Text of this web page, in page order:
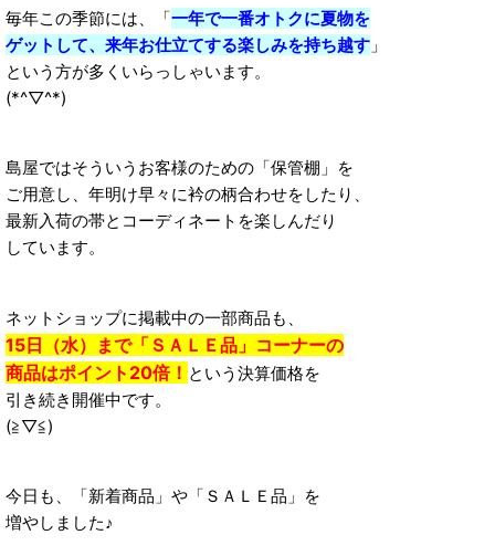
毎年この季節には、「一年で一番オトクに夏物を
ゲットして、来年お仕立てする楽しみを持ち越す 」
という方が多くいらっしゃいます。
(*^▽^*)
島屋ではそういうお客様のための「保管棚」を
ご用意し、年明け早々に衿の柄合わせをしたり、
最新入荷の帯とコーディネートを楽しんだり
しています。
ネットショップに掲載中の一部商品も、
15日（水）まで「ＳＡＬＥ品」コーナーの
商品はポイント20倍！ という決算価格を
引き続き開催中です。
(≧▽≦)
今日も、「新着商品」や「ＳＡＬＥ品」を
増やしました♪